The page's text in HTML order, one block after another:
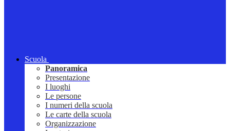
Scuola
Panoramica
Presentazione
I luoghi
Le persone
I numeri della scuola
Le carte della scuola
Organizzazione